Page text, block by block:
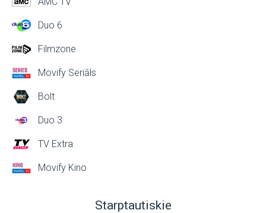
Duo 6
Filmzone
Movify Seriāls
Bolt
Duo 3
TV Extra
Movify Kino
Starptautiskie